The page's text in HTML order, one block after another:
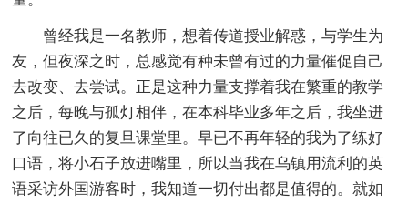
曾经我是一名教师，想着传道授业解惑，与学生为
友，但夜深之时，总感觉有种未曾有过的力量催促自己
去改变、去尝试。正是这种力量支撑着我在繁重的教学
之后，每晚与孤灯相伴，在本科毕业多年之后，我坐进
了向往已久的复旦课堂里。早已不再年轻的我为了练好
口语，将小石子放进嘴里，所以当我在乌镇用流利的英
语采访外国游客时，我知道一切付出都是值得的。就如